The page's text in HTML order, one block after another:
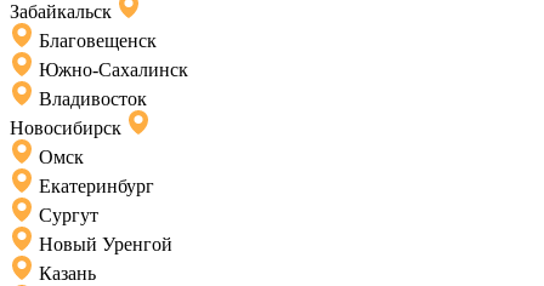
Забайкальск
Благовещенск
Южно-Сахалинск
Владивосток
Новосибирск
Омск
Екатеринбург
Сургут
Новый Уренгой
Казань